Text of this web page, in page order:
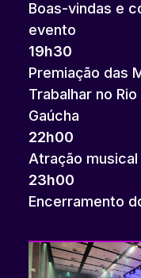
Boas-vindas e
evento
19h30
Premiação das
Trabalhar no
Gaúcha
22h00
Atração musical
23h00
Encerramento